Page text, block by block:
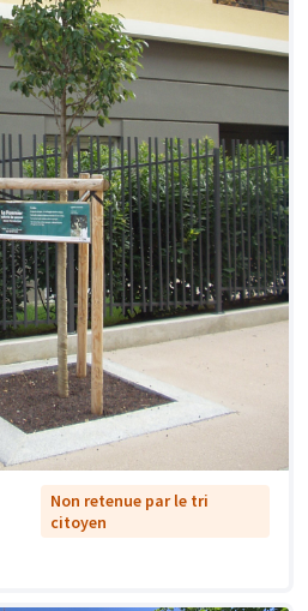
Non retenue par le tri
citoyen